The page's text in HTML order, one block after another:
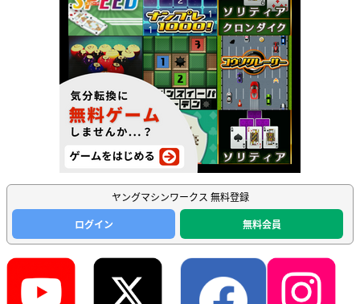
ヤングマシンワークス 無料登録
ログイン
無料会員